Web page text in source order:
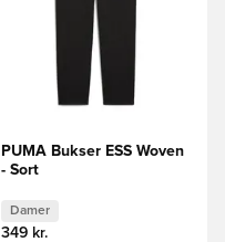
PUMA Bukser ESS Woven
- Sort
Damer
349 kr.